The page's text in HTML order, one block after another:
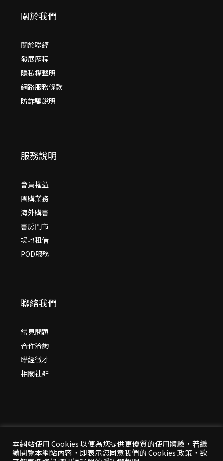
關於我們
關於聯經
發展歷程
隱私權聲明
網路服務條款
防詐騙說明
服務說明
會員權益
團購業務
海外購書
書房門市
場地租借
POD服務
聯絡我們
常見問題
合作洽詢
聯經徵才
相關社群
© 2026 年聯經出版：思考，連結過去與未來
本網站使用 Cookies 以便為您提供更優質的使用體驗，若繼
續閱覽本網站內容，即表示您同意我們的 Cookies 政策，欲